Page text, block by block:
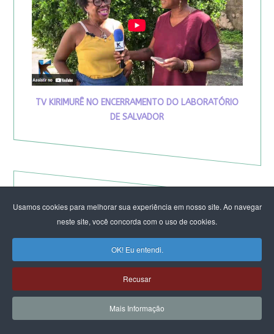
Usamos cookies para melhorar sua experiência em nosso site. Ao navegar
neste site, você concorda com o uso de cookies.
OK! Eu entendi.
Recusar
Mais Informação
TV KIRIMURÊ NO ENCERRAMENTO DO LABORATÓRIO
DE SALVADOR